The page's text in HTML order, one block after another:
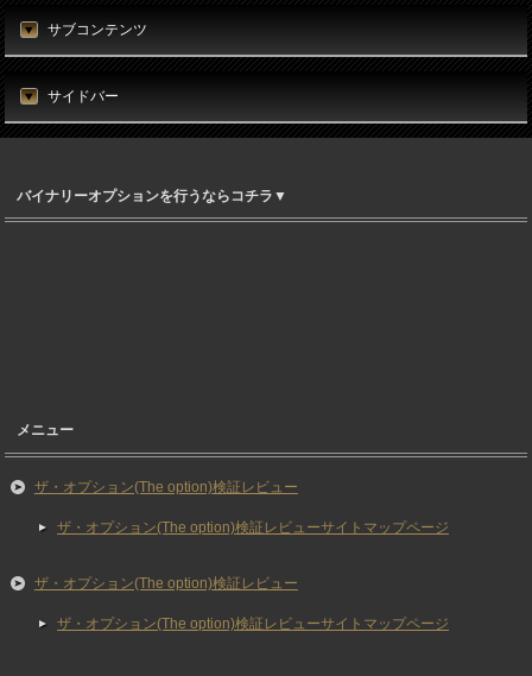
サブコンテンツ
サイドバー
バイナリーオプションを行うならコチラ▼
メニュー
ザ・オプション(The option)検証レビュー
ザ・オプション(The option)検証レビューサイトマップページ
ザ・オプション(The option)検証レビュー
ザ・オプション(The option)検証レビューサイトマップページ